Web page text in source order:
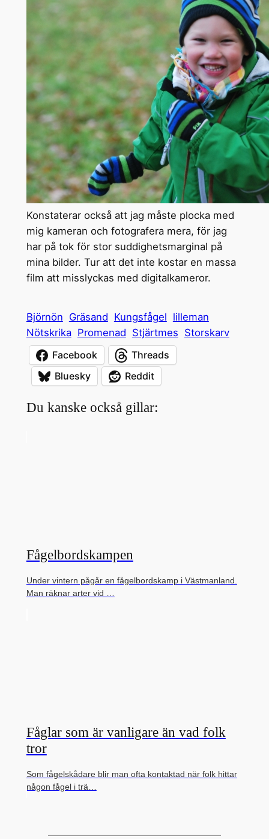
Konstaterar också att jag måste plocka med
mig kameran och fotografera mera, för jag
har på tok för stor suddighetsmarginal på
mina bilder. Tur att det inte kostar en massa
film att misslyckas med digitalkameror.
Björnön Gräsand Kungsfågel lilleman
Nötskrika Promenad Stjärtmes Storskarv
Facebook
Threads
Bluesky
Reddit
Du kanske också gillar:
Fågelbordskampen
Under vintern pågår en fågelbordskamp i Västmanland.
Man räknar arter vid …
Fåglar som är vanligare än vad folk
tror
Som fågelskådare blir man ofta kontaktad när folk hittar
någon fågel i trä…